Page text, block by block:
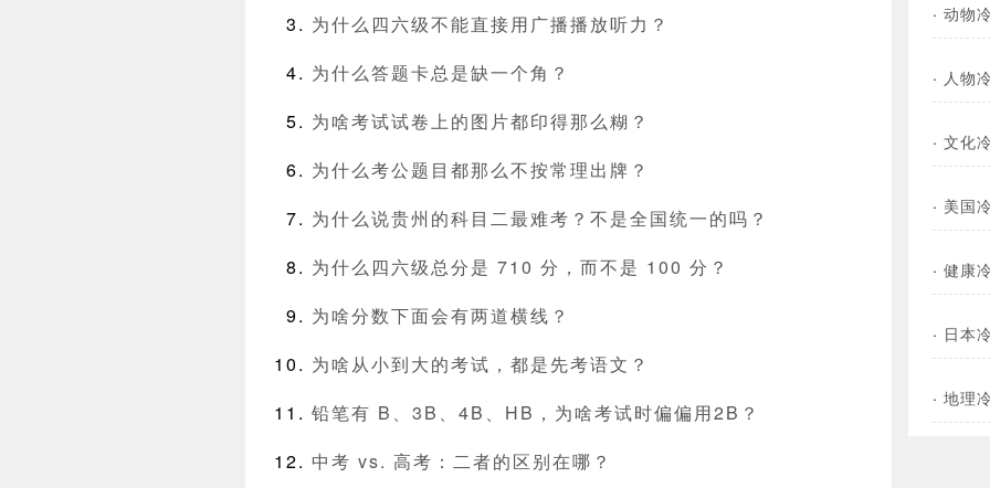
为什么四六级不能直接用广播播放听力？
为什么答题卡总是缺一个角？
为啥考试试卷上的图片都印得那么糊？
为什么考公题目都那么不按常理出牌？
为什么说贵州的科目二最难考？不是全国统一的吗？
为什么四六级总分是 710 分，而不是 100 分？
为啥分数下面会有两道横线？
为啥从小到大的考试，都是先考语文？
铅笔有 B、3B、4B、HB，为啥考试时偏偏用2B？
中考 vs. 高考：二者的区别在哪？
· 动物
· 人物
· 文化
· 美国
· 健康
· 日本
· 地理